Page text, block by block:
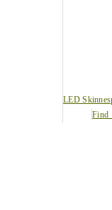
LED
Find